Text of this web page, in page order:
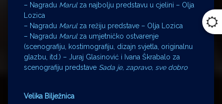
– Nagradu Marulza najbolju predstavu u cjelini – Olja
Lozica
– Nagradu Marulza režiju predstave – Olja Lozica
– Nagradu Marulza umjetničko ostvarenje
(scenografiju, kostimografiju, dizajn svjetla, originalnu
glazbu, itd.) – Juraj Glasinović i Ivana Škrabalo za
scenografiju predstave Sada je, zapravo, sve dobro
Velika Bilježnica